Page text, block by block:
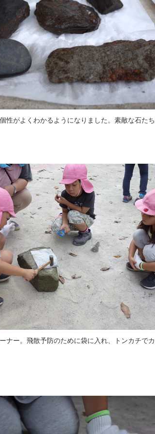
性がよくわかるようになりました。素敵な石た
ナー。飛散予防のために袋に入れ、トンカチで